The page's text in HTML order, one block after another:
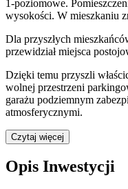
1-poziomowe.
wysokości. W mieszkaniu
Dla przyszłych
przewidziałmiejsca
Dzięki temu przyszli
wolnej przestrzeni
garażu podziemnym
atmosferycznymi.
Czytaj więcej
Opis Inwestycji